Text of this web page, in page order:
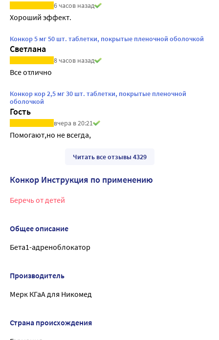
6 часов назад
Хороший эффект.
Конкор 5 мг 50 шт. таблетки, покрытые пленочной оболочкой
Светлана
8 часов назад
Все отлично
Конкор кор 2,5 мг 30 шт. таблетки, покрытые пленочной
оболочкой
Гость
вчера в 20:21
Помогают,но не всегда,
Читать все отзывы 4329
Конкор Инструкция по применению
Беречь от детей
Общее описание
Бета1-адреноблокатор
Производитель
Мерк КГаА для Никомед
Страна происхождения